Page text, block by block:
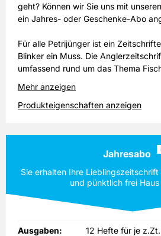
geht? Können wir Sie uns mit
ein Jahres- oder Geschenke-Abo
Für alle Petrijünger ist ein
Blinker ein Muss. Die
umfassend rund um das Thema
druckfrische Ausgabe. Damit Sie
bietet Ihnen Blinker umfassende
thematisiert – so verpassen Sie
Angler. Ein weiterer Schwerpunkt ist
Schließlich gibt es stets Neuheiten
denen Sie Ihre Angeltechnik
behalten Sie auf diesem Gebiet
entscheiden, können Sie sich auch
Mehr anzeigen
Produkteigenschaften anzeigen
Jahresabo
Sie erhalten Ihre
und pünktlich frei
Ausgaben:
12 Hefte für je